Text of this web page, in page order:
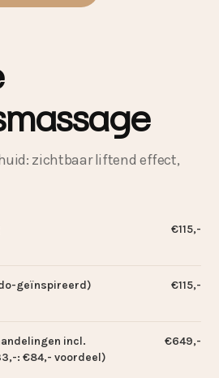
zichtbaar liftend effect,
€115,-
geïnspireerd)
€115,-
incl.
: €84,- voordeel)
€649,-